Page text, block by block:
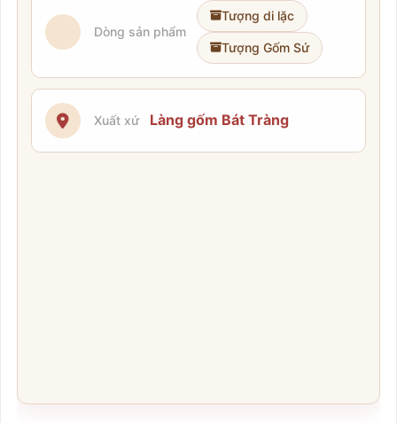
Dòng sản phẩm
Tượng di lặc
Tượng Gốm Sứ
Xuất xứ Làng gốm Bát Tràng